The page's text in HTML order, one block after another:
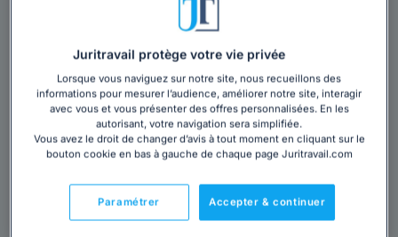
Contacter cet avocat
Avocat généraliste de formation privatiste, mes
domaines d’intervention sont variés mais je vous
propose de mettre à disposition mes...Lire la suite
Juritravail protège votre vie privée
Lorsque vous naviguez sur notre site, nous recueillons des
informations pour mesurer l’audience, améliorer notre site, interagir
avec vous et vous présenter des offres personnalisées. En les
autorisant, votre navigation sera simplifiée.
Vous avez le droit de changer d’avis à tout moment en cliquant sur le
bouton cookie en bas à gauche de chaque page Juritravail.com
Accepter & continuer
Paramétrer